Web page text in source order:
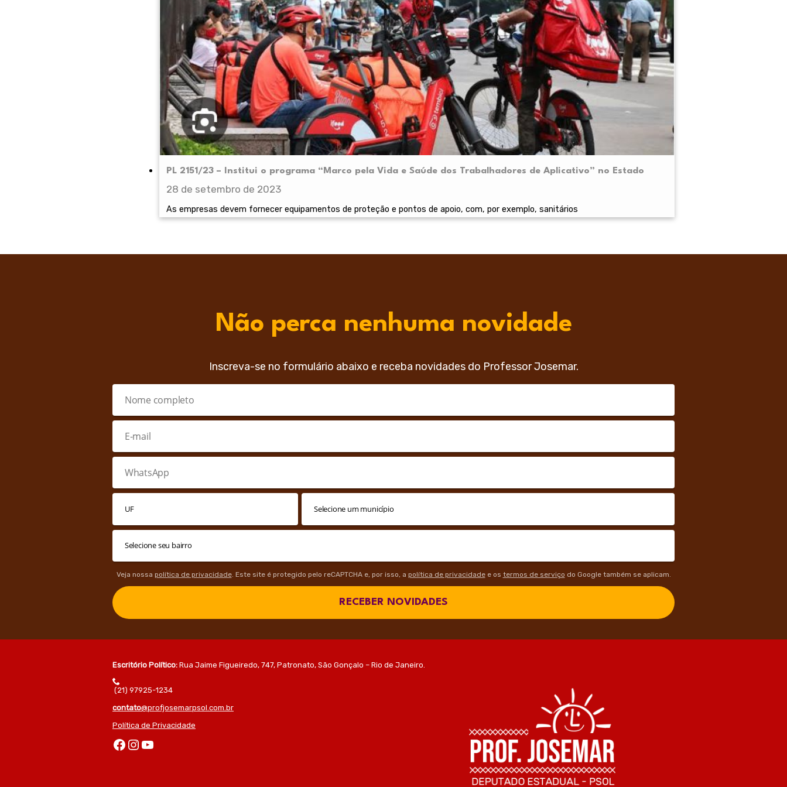
PL 2151/23 – Institui o programa “Marco pela Vida e Saúde dos Trabalhadores de Aplicativo” no Estado
28 de setembro de 2023
As empresas devem fornecer equipamentos de proteção e pontos de apoio, com, por exemplo, sanitários
Não perca nenhuma novidade
Inscreva-se no formulário abaixo e receba novidades do Professor Josemar.
Veja nossa política de privacidade. Este site é protegido pelo reCAPTCHA e, por isso, a política de privacidadee os termos de serviço do Google também se aplicam.
RECEBER NOVIDADES
Escritório Político: Rua Jaime Figueiredo, 747, Patronato, São Gonçalo – Rio de Janeiro.
(21) 97925-1234
contato@profjosemarpsol.com.br
Política de Privacidade
Facebook Instagram Youtube